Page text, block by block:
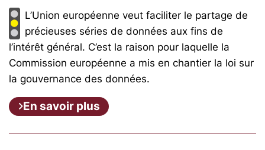
L’Union européenne veut faciliter le partage de
précieuses séries de données aux fins de
l’intérêt général. C’est la raison pour laquelle la
Commission européenne a mis en chantier la loi sur
la gouvernance des données.
En savoir plus